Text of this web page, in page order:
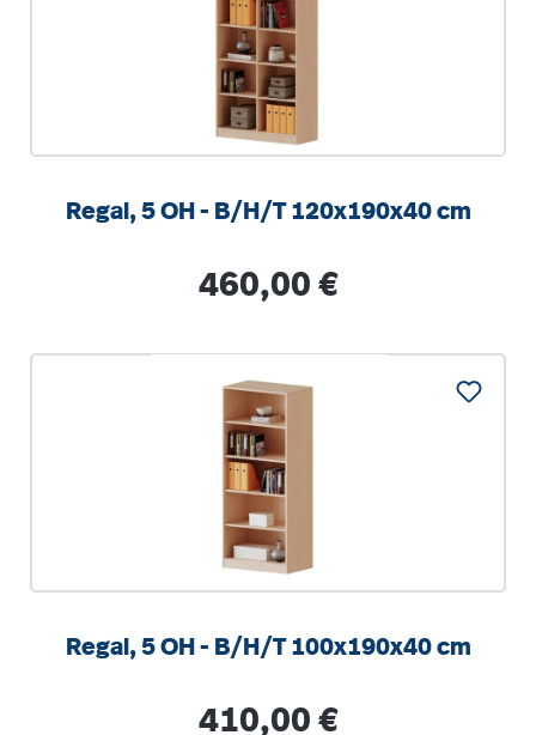
Regal, 5 OH - B/H/T 120x190x40 cm
Regulärer Preis:
460,00 €
Regal, 5 OH - B/H/T 100x190x40 cm
Regulärer Preis:
410,00 €